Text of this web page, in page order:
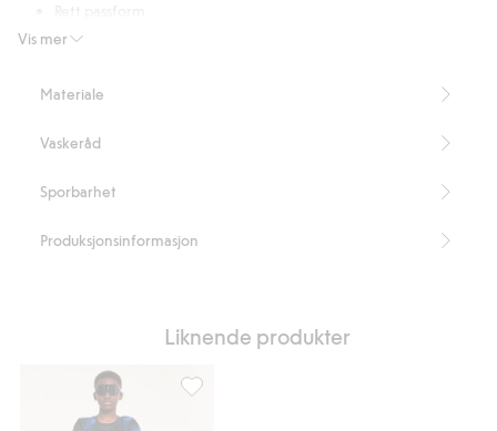
Vis merInneholder 100 % resirkulert polyester
Materiale
Vaskeråd
Sporbarhet
Produksjonsinformasjon
Liknende produkter